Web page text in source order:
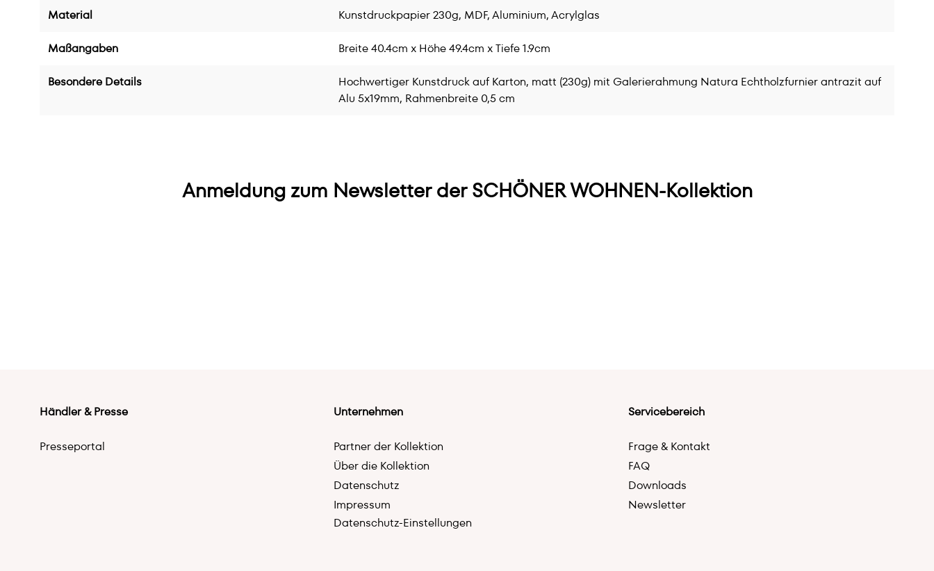
Material Kunstdruckpapier 230g, MDF, Aluminium, Acrylglas
Maßangaben Breite 40.4cm x Höhe 49.4cm x Tiefe 1.9cm
Besondere Details
Hochwertiger Kunstdruck auf Karton, matt (230g) mit Galerierahmung Natura Echtholzfurnier antrazit auf
Alu 5x19mm, Rahmenbreite 0,5 cm
Anmeldung zum Newsletter der SCHÖNER WOHNEN-Kollektion
Händler & Presse
Presseportal
Unternehmen
Partner der Kollektion
Über die Kollektion
Datenschutz
Impressum
Datenschutz-Einstellungen
Servicebereich
Frage & Kontakt
FAQ
Downloads
Newsletter